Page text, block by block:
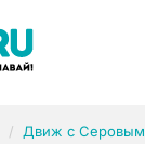
Движ с Серовым